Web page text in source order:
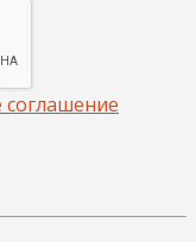
соглашение